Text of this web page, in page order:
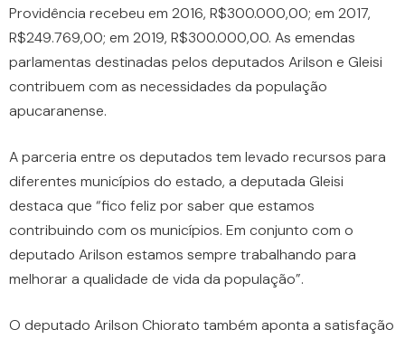
Providência recebeu em 2016, R$300.000,00; em 2017,
R$249.769,00; em 2019, R$300.000,00. As emendas
parlamentas destinadas pelos deputados Arilson e Gleisi
contribuem com as necessidades da população
apucaranense.
A parceria entre os deputados tem levado recursos para
diferentes municípios do estado, a deputada Gleisi
destaca que “fico feliz por saber que estamos
contribuindo com os municípios. Em conjunto com o
deputado Arilson estamos sempre trabalhando para
melhorar a qualidade de vida da população”.
O deputado Arilson Chiorato também aponta a satisfação